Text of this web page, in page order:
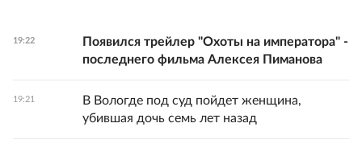
19:22
Появился трейлер "Охоты на императора" -
последнего фильма Алексея Пиманова
19:21
В Вологде под суд пойдет женщина,
убившая дочь семь лет назад